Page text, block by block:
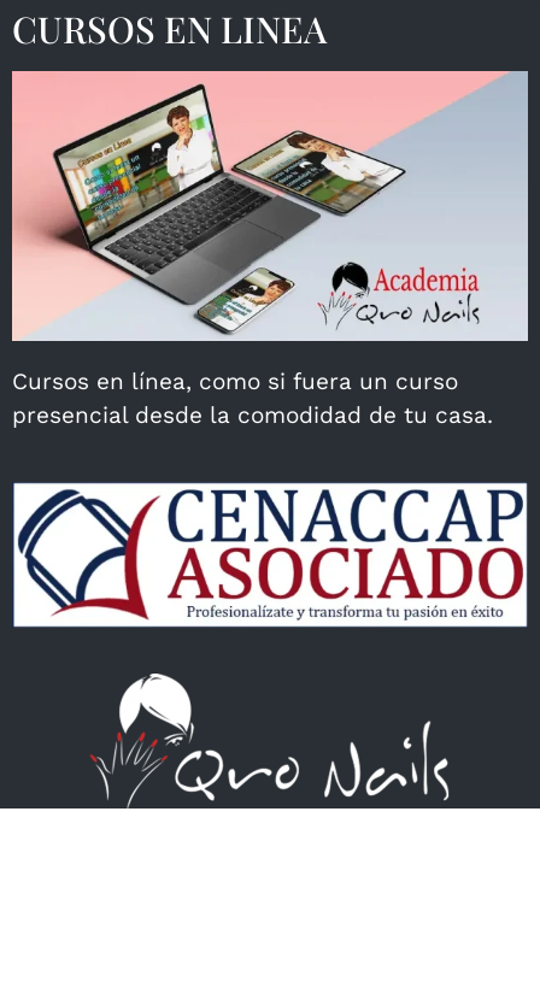
CURSOS EN LINEA
Cursos en línea, como si fuera un curso
presencial desde la comodidad de tu casa.